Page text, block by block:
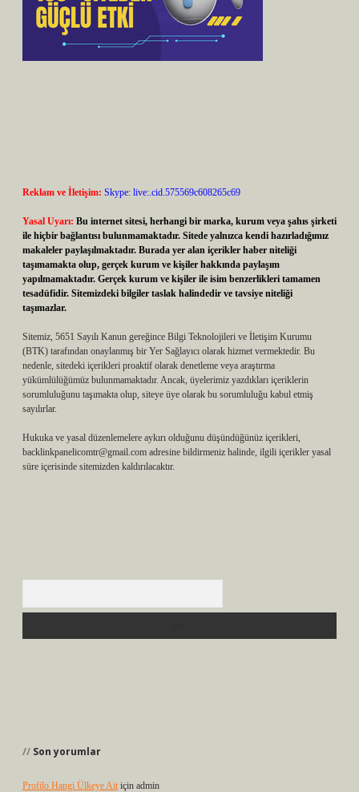
Reklam ve İletişim: Skype: live:.cid.575569c608265c69
Yasal Uyarı: Bu internet sitesi, herhangi bir marka, kurum veya şahıs şirketi
ile hiçbir bağlantısı bulunmamaktadır. Sitede yalnızca kendi hazırladığımız
makaleler paylaşılmaktadır. Burada yer alan içerikler haber niteliği
taşımamakta olup, gerçek kurum ve kişiler hakkında paylaşım
yapılmamaktadır. Gerçek kurum ve kişiler ile isim benzerlikleri tamamen
tesadüfidir. Sitemizdeki bilgiler taslak halindedir ve tavsiye niteliği
taşımazlar.
Sitemiz, 5651 Sayılı Kanun gereğince Bilgi Teknolojileri ve İletişim Kurumu
(BTK) tarafından onaylanmış bir Yer Sağlayıcı olarak hizmet vermektedir. Bu
nedenle, sitedeki içerikleri proaktif olarak denetleme veya araştırma
yükümlülüğümüz bulunmamaktadır. Ancak, üyelerimiz yazdıkları içeriklerin
sorumluluğunu taşımakta olup, siteye üye olarak bu sorumluluğu kabul etmiş
sayılırlar.
Hukuka ve yasal düzenlemelere aykırı olduğunu düşündüğünüz içerikleri,
backlinkpanelicomtr@gmail.com adresine bildirmeniz halinde, ilgili içerikler yasal
süre içerisinde sitemizden kaldırılacaktır.
Son yorumlar
Profilo Hangi Ülkeye Ait için admin